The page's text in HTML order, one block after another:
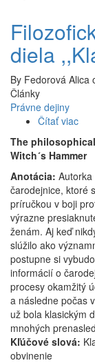
diela
By Fedorová Alica
Články
Právne dejiny
Čítať viac
–
na
The
Witch´s Hammer
Anotácia:
čarodejnice, ktoré
príručkou v boji
výrazne
ženám. Aj keď
slúžilo ako
postupne si
informácií o
procesy okamžitý
a následne počas
už bola klasickým
mnohých
Kľúčové slová:
obvinenie